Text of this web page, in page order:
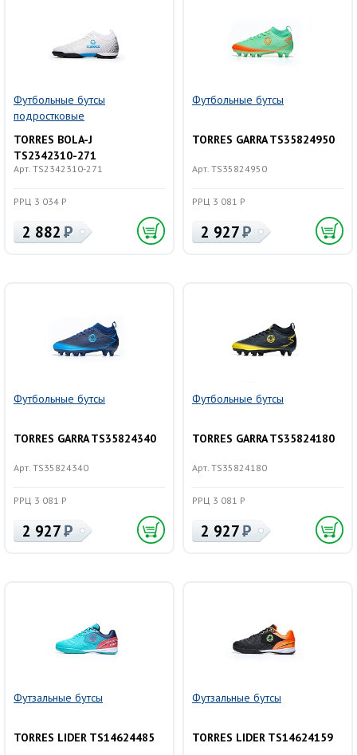
Футбольные бутсы
подростковые
TORRES BOLA-J
TS2342310-271
Арт. TS2342310-271
РРЦ 3 034 Р
2 882
Футбольные бутсы
TORRES GARRA TS35824950
Арт. TS35824950
РРЦ 3 081 Р
2 927
Футбольные бутсы
TORRES GARRA TS35824340
Арт. TS35824340
РРЦ 3 081 Р
2 927
Футбольные бутсы
TORRES GARRA TS35824180
Арт. TS35824180
РРЦ 3 081 Р
2 927
Футзальные бутсы
TORRES LIDER TS14624485
Футзальные бутсы
TORRES LIDER TS14624159